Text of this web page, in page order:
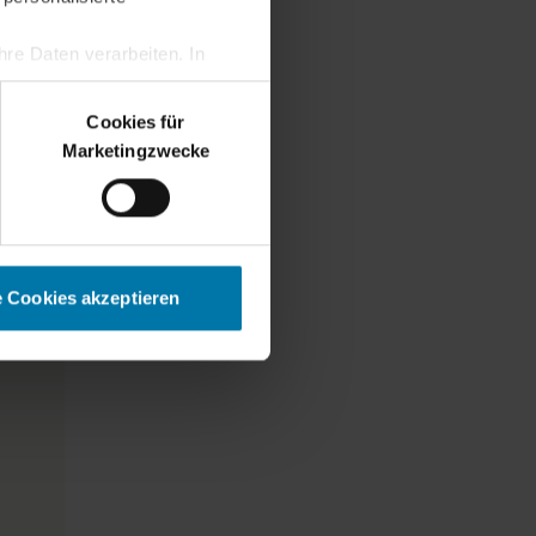
Daten verarbeiten. In
Cookies für
Marketingzwecke
Cookies akzeptieren